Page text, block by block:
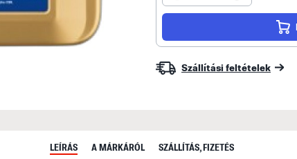
Szállítási feltételek
LEÍRÁS A MÁRKÁRÓL SZÁLLÍTÁS, FIZETÉS